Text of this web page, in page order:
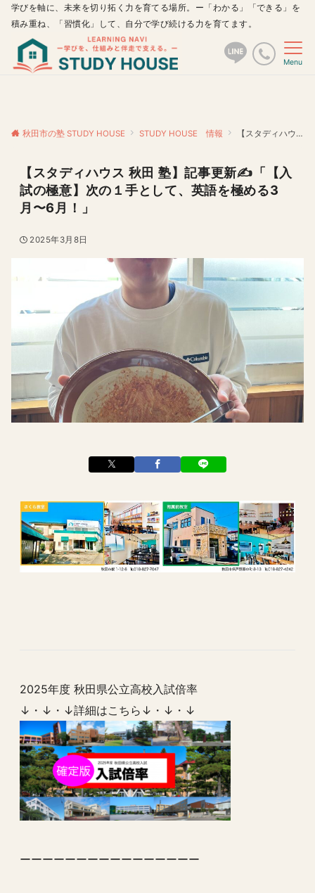
学びを軸に、未来を切り拓く力を育てる場所。ー「わかる」「できる」を
積み重ね、「習慣化」して、自分で学び続ける力を育てます。
Menu
秋田市の塾 STUDY HOUSE STUDY HOUSE 情報 【スタディハウス 秋田 塾】記事更新✍️「【入試の極意】次の１手として、英語を極める3月〜6月！」
【スタディハウス 秋田 塾】記事更新✍️「【入
試の極意】次の１手として、英語を極める3
月〜6月！」
2025年3月8日
2025年度 秋田県公立高校入試倍率
↓・↓・↓詳細はこちら↓・↓・↓
ーーーーーーーーーーーーーーーー